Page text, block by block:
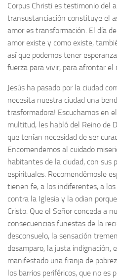
Corpus Christi es testimonio del
transustanciación constituye el
amor es transformación. El día
amor existe y como existe,
así que podemos tener
fuerza para vivir, para afrontar el
Jesús ha pasado por la ciudad
necesita nuestra ciudad una
trasformadora! Escuchamos en
multitud, les habló del Reino de
que tenían necesidad de ser
Encomendemos al cuidado
habitantes de la ciudad, con sus
espirituales. Recomendémosle
tienen fe, a los indiferentes, a
contra la Iglesia y la odian
Cristo. Que el Señor conceda a
consecuencias funestas de la
desconsuelo, la sensación
desamparo, la justa indignación,
manifestado una franja de
los barrios periféricos, que no es